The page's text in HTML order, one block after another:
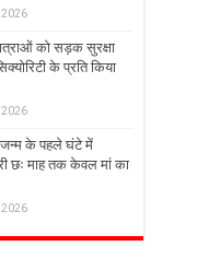
को सड़क सुरक्षा
के प्रति किया
के पहले घंटे में
छः माह तक केवल मां का